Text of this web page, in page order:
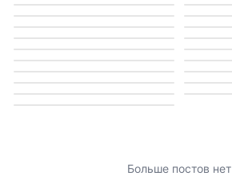
Больше постов нет